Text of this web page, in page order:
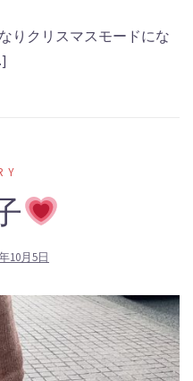
りクリスマスモードにな
10月5日